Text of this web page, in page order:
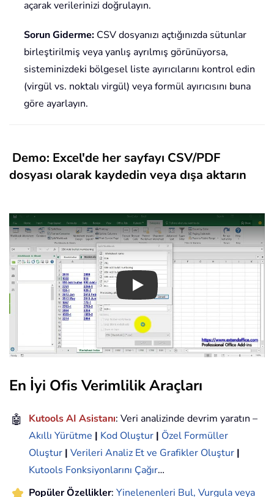
açarak verilerinizi doğrulayın.
Sorun Giderme: CSV dosyanızı açtığınızda sütunlar
birleştirilmiş veya yanlış ayrılmış görünüyorsa,
sisteminizdeki bölgesel liste ayırıcılarını kontrol edin
(virgül vs. noktalı virgül) veya formül ayırıcısını buna
göre ayarlayın.
Demo: Excel'de her sayfayı CSV/PDF
dosyası olarak kaydedin veya dışa aktarın
Play
En İyi Ofis Verimlilik Araçları
🤖 Kutools AI Asistanı: Veri analizinde devrim yaratın –
Akıllı Yürütme | Kod Oluştur | Özel Formüller
Oluştur | Verileri Analiz Et ve Grafikler Oluştur |
Kutools Fonksiyonlarını Çağır…
Popüler Özellikler: Yinelenenleri Bul, Vurgula veya